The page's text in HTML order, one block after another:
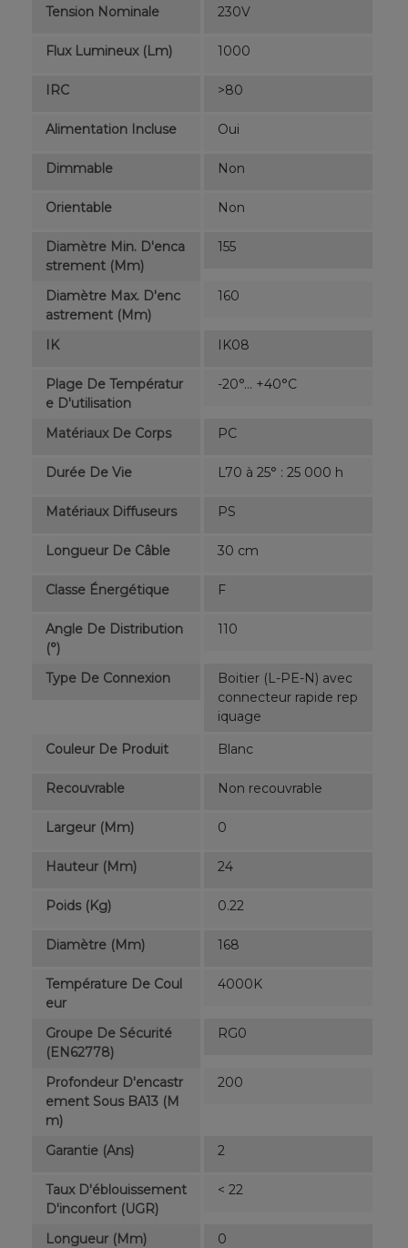
Tension Nominale 230V
Flux Lumineux (lm) 1000
IRC >80
Alimentation Incluse Oui
Dimmable Non
Orientable Non
Diamètre Min. D'enca
Strement (mm)
155
Diamètre Max. D'enc
Astrement (mm)
160
IK IK08
Plage De Températur
E D'utilisation
-20°... +40°C
Matériaux De Corps PC
Durée De Vie L70 à 25° : 25 000 h
Matériaux Diffuseurs PS
Longueur De Câble 30 cm
Classe Énergétique F
Angle De Distribution
(°)
110
Type De Connexion
Boitier (L-PE-N) avec
connecteur rapide rep
iquage
Couleur De Produit
Blanc
Recouvrable Non recouvrable
Largeur (mm) 0
Hauteur (mm) 24
Poids (kg) 0.22
Diamètre (mm) 168
Température De Coul
Eur
4000K
Groupe De Sécurité
(EN62778)
RG0
Profondeur D'encastr
Ement Sous BA13 (m
M)
200
Garantie (ans) 2
Taux D'éblouissement
D'inconfort (UGR)
< 22
Longueur (mm) 0